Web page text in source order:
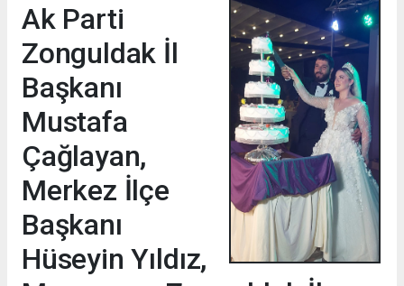
Ak Parti
Zonguldak İl
Başkanı
Mustafa
Çağlayan,
Merkez İlçe
Başkanı
Hüseyin Yıldız,